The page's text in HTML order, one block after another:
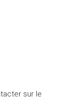
sur le